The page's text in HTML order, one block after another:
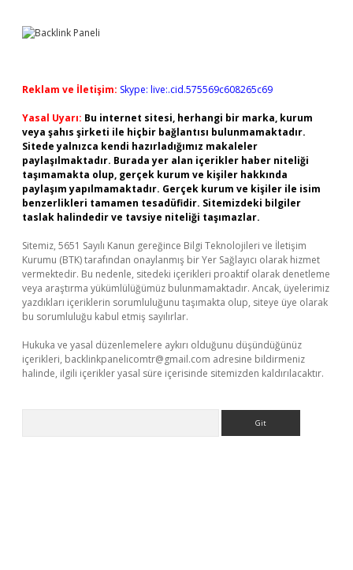
Reklam ve İletişim: Skype: live:.cid.575569c608265c69
Yasal Uyarı: Bu internet sitesi, herhangi bir marka, kurum
veya şahıs şirketi ile hiçbir bağlantısı bulunmamaktadır.
Sitede yalnızca kendi hazırladığımız makaleler
paylaşılmaktadır. Burada yer alan içerikler haber niteliği
taşımamakta olup, gerçek kurum ve kişiler hakkında
paylaşım yapılmamaktadır. Gerçek kurum ve kişiler ile isim
benzerlikleri tamamen tesadüfidir. Sitemizdeki bilgiler
taslak halindedir ve tavsiye niteliği taşımazlar.
Sitemiz, 5651 Sayılı Kanun gereğince Bilgi Teknolojileri ve İletişim
Kurumu (BTK) tarafından onaylanmış bir Yer Sağlayıcı olarak hizmet
vermektedir. Bu nedenle, sitedeki içerikleri proaktif olarak denetleme
veya araştırma yükümlülüğümüz bulunmamaktadır. Ancak, üyelerimiz
yazdıkları içeriklerin sorumluluğunu taşımakta olup, siteye üye olarak
bu sorumluluğu kabul etmiş sayılırlar.
Hukuka ve yasal düzenlemelere aykırı olduğunu düşündüğünüz
içerikleri, backlinkpanelicomtr@gmail.com adresine bildirmeniz
halinde, ilgili içerikler yasal süre içerisinde sitemizden kaldırılacaktır.